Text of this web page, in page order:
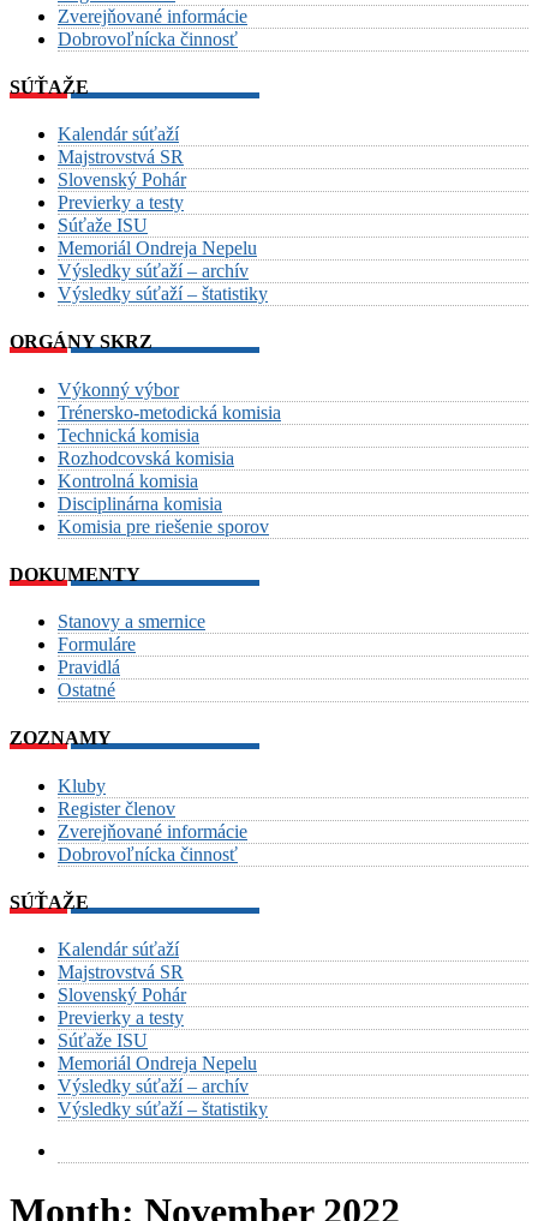
Zverejňované informácie
Dobrovoľnícka činnosť
SÚŤAŽE
Kalendár súťaží
Majstrovstvá SR
Slovenský Pohár
Previerky a testy
Súťaže ISU
Memoriál Ondreja Nepelu
Výsledky súťaží – archív
Výsledky súťaží – štatistiky
ORGÁNY SKRZ
Výkonný výbor
Trénersko-metodická komisia
Technická komisia
Rozhodcovská komisia
Kontrolná komisia
Disciplinárna komisia
Komisia pre riešenie sporov
DOKUMENTY
Stanovy a smernice
Formuláre
Pravidlá
Ostatné
ZOZNAMY
Kluby
Register členov
Zverejňované informácie
Dobrovoľnícka činnosť
SÚŤAŽE
Kalendár súťaží
Majstrovstvá SR
Slovenský Pohár
Previerky a testy
Súťaže ISU
Memoriál Ondreja Nepelu
Výsledky súťaží – archív
Výsledky súťaží – štatistiky
Month: November 2022